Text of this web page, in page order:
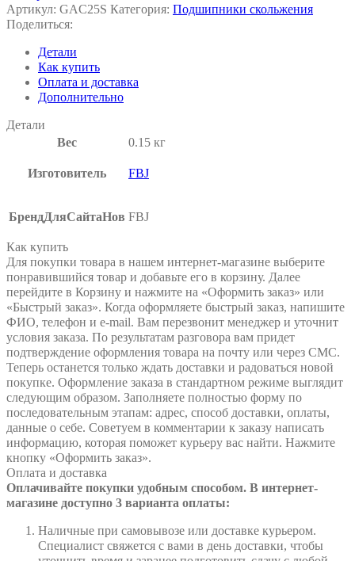
Артикул: GAC25S Категория: Подшипники скольжения
Поделиться:
Детали
Как купить
Оплата и доставка
Дополнительно
Детали
Вес
0.15 кг
Изготовитель FBJ
БрендДляСайтаНов FBJ
Как купить
Для покупки товара в нашем интернет-магазине выберите
понравившийся товар и добавьте его в корзину. Далее
перейдите в Корзину и нажмите на «Оформить заказ» или
«Быстрый заказ». Когда оформляете быстрый заказ, напишите
ФИО, телефон и e-mail. Вам перезвонит менеджер и уточнит
условия заказа. По результатам разговора вам придет
подтверждение оформления товара на почту или через СМС.
Теперь останется только ждать доставки и радоваться новой
покупке. Оформление заказа в стандартном режиме выглядит
следующим образом. Заполняете полностью форму по
последовательным этапам: адрес, способ доставки, оплаты,
данные о себе. Советуем в комментарии к заказу написать
информацию, которая поможет курьеру вас найти. Нажмите
кнопку «Оформить заказ».
Оплата и доставка
Оплачивайте покупки удобным способом. В интернет-
магазине доступно 3 варианта оплаты:
Наличные при самовывозе или доставке курьером.
Специалист свяжется с вами в день доставки, чтобы